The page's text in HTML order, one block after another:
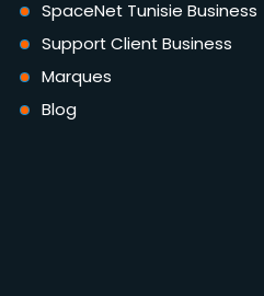
SpaceNet Tunisie Business
Support Client Business
Marques
Blog